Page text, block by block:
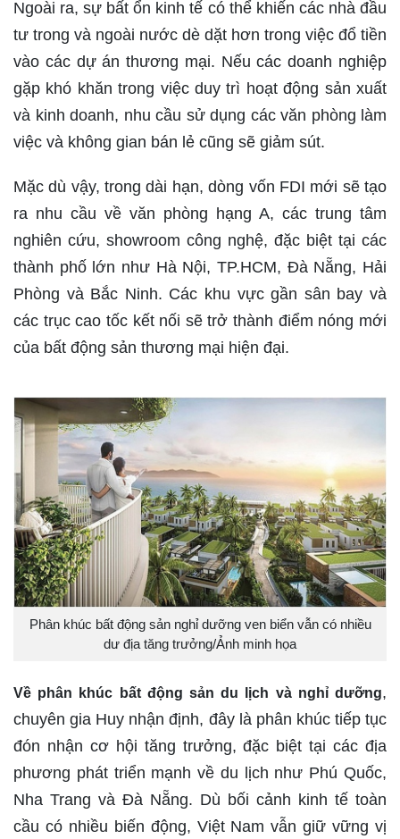
Ngoài ra, sự bất ổn kinh tế có thể khiến các nhà đầu
tư trong và ngoài nước dè dặt hơn trong việc đổ tiền
vào các dự án thương mại. Nếu các doanh nghiệp
gặp khó khăn trong việc duy trì hoạt động sản xuất
và kinh doanh, nhu cầu sử dụng các văn phòng làm
việc và không gian bán lẻ cũng sẽ giảm sút.
Mặc dù vậy, trong dài hạn, dòng vốn FDI mới sẽ tạo
ra nhu cầu về văn phòng hạng A, các trung tâm
nghiên cứu, showroom công nghệ, đặc biệt tại các
thành phố lớn như Hà Nội, TP.HCM, Đà Nẵng, Hải
Phòng và Bắc Ninh. Các khu vực gần sân bay và
các trục cao tốc kết nối sẽ trở thành điểm nóng mới
của bất động sản thương mại hiện đại.
Phân khúc bất động sản nghỉ dưỡng ven biển vẫn có nhiều
dư địa tăng trưởng/Ảnh minh họa
Về phân khúc bất động sản du lịch và nghỉ dưỡng,
chuyên gia Huy nhận định, đây là phân khúc tiếp tục
đón nhận cơ hội tăng trưởng, đặc biệt tại các địa
phương phát triển mạnh về du lịch như Phú Quốc,
Nha Trang và Đà Nẵng. Dù bối cảnh kinh tế toàn
cầu có nhiều biến động, Việt Nam vẫn giữ vững vị